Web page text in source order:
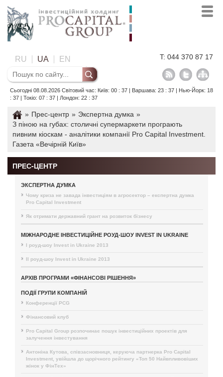
RU UA EN T: 044 370 87 17
Сьогодні 08.08.2026 Світовий час: Київ: 00 : 37 | Варшава: 23 : 37 | Нью-Йорк: 18
: 37 | Токіо: 07 : 37 | Лондон: 22 : 37
» Прес-центр » Экспертна думка »
З піною на губах: столичні супермаркети програють
пивним кіоскам - аналітики компанії Pro Capital Investment.
Газета «Вечірній Київ»
ПРЕС-ЦЕНТР
ЭКСПЕРТНА ДУМКА
Чому криза не завада інвестиціям в агросектор – експертна думка
Pro Capital Investment
Як отримати державний грант на розвиток бізнесу
МІЖНАРОДНЕ ІНВЕСТИЦІЙНЕ РОУД-ШОУ INVEST IN UKRAINE
I роуд-шоу Invest in Ukraine 2013
II роуд-шоу Invest in Ukraine 2013
АРХІВ ПРОГРАМИ «ФІНАНСОВІ РІШЕННЯ»
ПОДІЇ ГРУПИ КОМПАНІЙ
Конференції PCG
Фінансовий клуб
Pro Capital Group розпочинає пошук інвестиційних проектів для
залучення інвестування
Антоніна Кутова, співзасновниця, керуюча партнерка Pro Capital
Investment, увійшла до щорічного рейтингу «Топ 50 Найвпливовіших
жінок у ФінТех»